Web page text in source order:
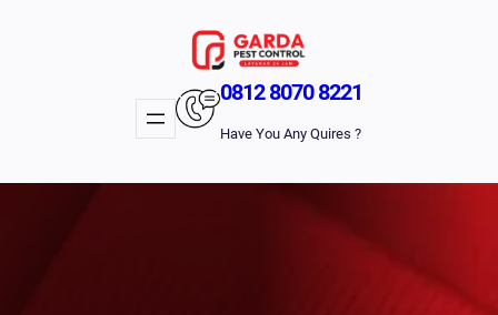
0812 8070 8221
Have You Any Quires ?